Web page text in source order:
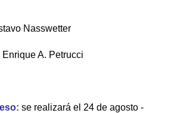
Nasswetter
Enrique A. Petrucci
se realizará el 24 de agosto -